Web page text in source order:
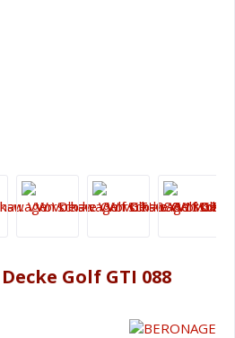
Golf GTI 088